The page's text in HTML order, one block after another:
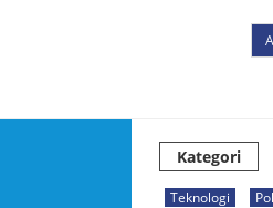
Kategori
Teknologi